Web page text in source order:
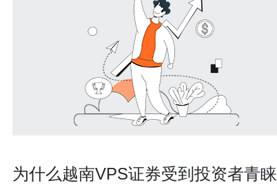
为什么越南VPS证券受到投资者青睐